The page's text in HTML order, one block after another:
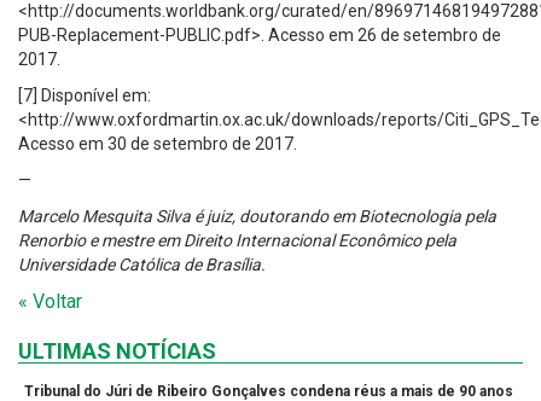
<http://documents.worldbank.org/curated/en/
PUB-Replacement-PUBLIC.pdf>. Acesso em 26 de setembro de
2017.
[7] Disponível em:
<http://www.oxfordmartin.ox.ac.uk/downloads/reports/
Acesso em 30 de setembro de 2017.
—
Marcelo Mesquita Silva é juiz, doutorando em Biotecnologia pela
Renorbio e mestre em Direito Internacional Econômico pela
Universidade Católica de Brasília.
« Voltar
ULTIMAS NOTÍCIAS
Tribunal do Júri de Ribeiro Gonçalves condena réus a mais de 90 anos